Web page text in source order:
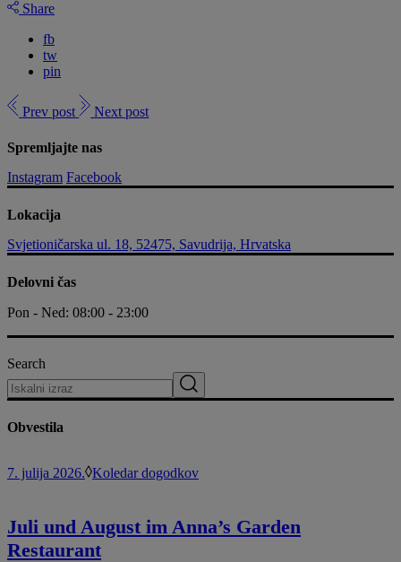
Share
fb
tw
pin
Prev post Next post
Spremljajte nas
Instagram Facebook
Lokacija
Svjetioničarska ul. 18, 52475, Savudrija, Hrvatska
Delovni čas
Pon - Ned: 08:00 - 23:00
Search
Obvestila
7. julija 2026. Koledar dogodkov
Juli und August im Anna’s Garden
Restaurant